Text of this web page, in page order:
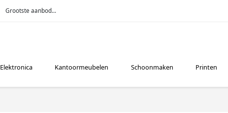
Grootste aanbod...
Elektronica Kantoormeubelen Schoonmaken Printen